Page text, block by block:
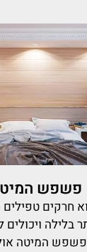
פשפש
טפילים
בלילה
המיטה